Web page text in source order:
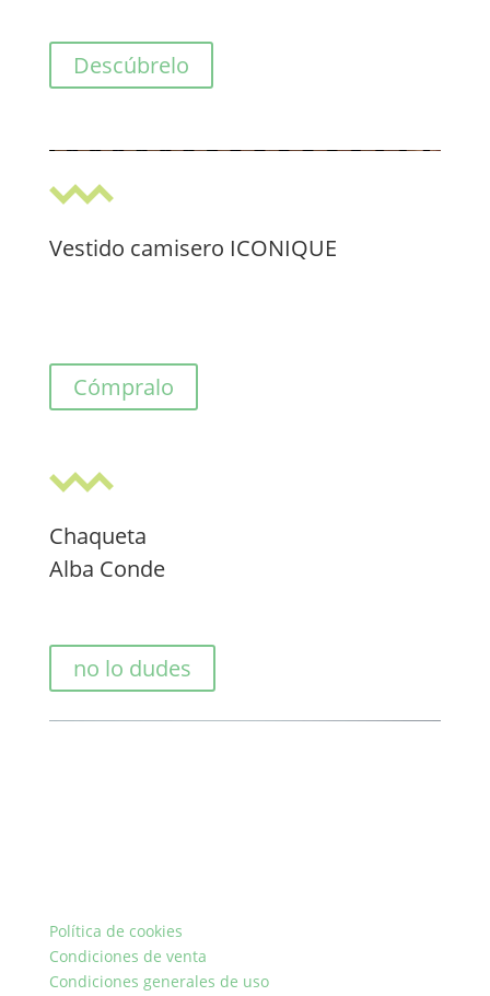
Descúbrelo
Vestido camisero ICONIQUE
Cómpralo
Chaqueta
Alba Conde
no lo dudes
Política de cookies
Condiciones de venta
Condiciones generales de uso